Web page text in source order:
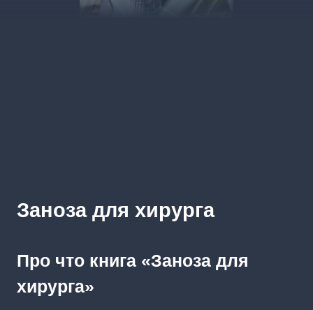
Заноза для хирурга
Про что книга «Заноза для
хирурга»